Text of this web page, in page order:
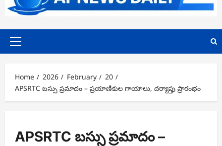
Primary
Home 2026 February
20
APSRTC బస్సు ప్రమాదం – ప్రయాణికుల గాయాలు, దర్యాప్తు ప్రారంభం
APSRTC బస్సు ప్రమాదం –